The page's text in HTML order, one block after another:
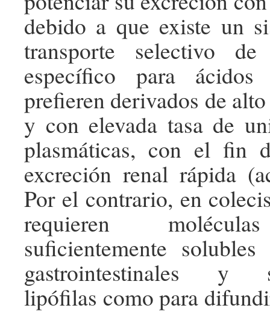
debido a que existe un
transporte selectivo
específico para ácidos
prefieren derivados de
y con elevada tasa de
plasmáticas, con el fin
excreción renal rápida
Por el contrario, en
requieren
suficientemente
gastrointestinales y
lipófilas como para